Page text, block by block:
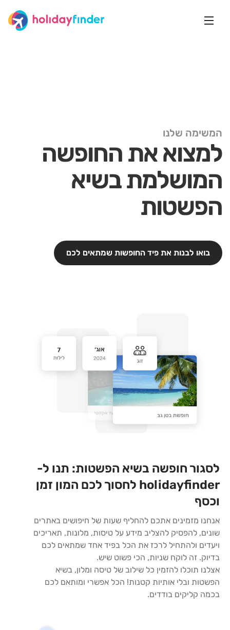
המשימה שלנו
למצוא את החופשה
המושלמת בשיא
הפשטות
בואו לבנות את פיד החופשות שמתאים לכם
לסגור חופשה בשיא הפשטות: תנו ל-
holidayfinder לחסוך לכם המון זמן
וכסף
אנחנו מזמינים אתכם להחליף שעות של חיפושים באתרים
שונים, להפסיק להצליב מידע על טיסות, מלונות, תאריכים
ויעדים ולהתחיל לרכז את הכל בפיד אחד שמתאים לכם
בדיוק. זה לוקח שניות, הכי פשוט שיש.
אצלנו תוכלו להזמין כל שילוב של טיסה ומלון, בשיא
הפשטות ובלי אותיות קטנות! הכל אפשרי ומותאם לכם
בכמה קליקים בודדים.